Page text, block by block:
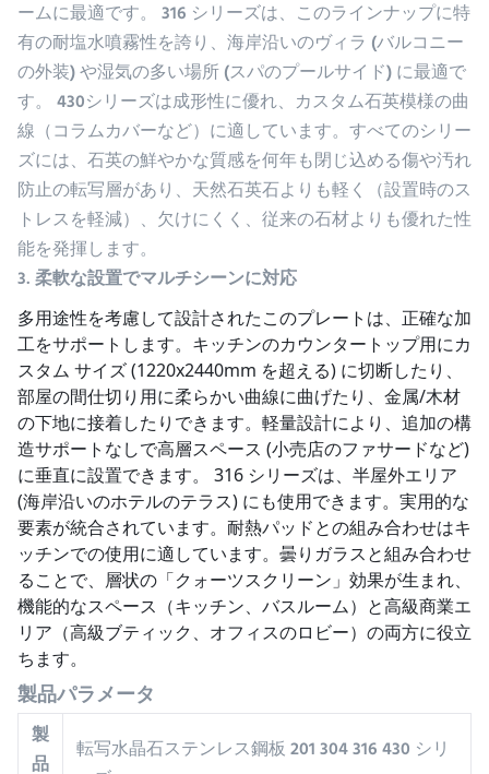
ームに最適です。 316 シリーズは、このラインナップに特
有の耐塩水噴霧性を誇り、海岸沿いのヴィラ (バルコニー
の外装) や湿気の多い場所 (スパのプールサイド) に最適で
す。 430シリーズは成形性に優れ、カスタム石英模様の曲
線（コラムカバーなど）に適しています。すべてのシリー
ズには、石英の鮮やかな質感を何年も閉じ込める傷や汚れ
防止の転写層があり、天然石英石よりも軽く（設置時のス
トレスを軽減）、欠けにくく、従来の石材よりも優れた性
能を発揮します。
3. 柔軟な設置でマルチシーンに対応
多用途性を考慮して設計されたこのプレートは、正確な加
工をサポートします。キッチンのカウンタートップ用にカ
スタム サイズ (1220x2440mm を超える) に切断したり、
部屋の間仕切り用に柔らかい曲線に曲げたり、金属/木材
の下地に接着したりできます。軽量設計により、追加の構
造サポートなしで高層スペース (小売店のファサードなど)
に垂直に設置できます。 316 シリーズは、半屋外エリア
(海岸沿いのホテルのテラス) にも使用できます。実用的な
要素が統合されています。耐熱パッドとの組み合わせはキ
ッチンでの使用に適しています。曇りガラスと組み合わせ
ることで、層状の「クォーツスクリーン」効果が生まれ、
機能的なスペース（キッチン、バスルーム）と高級商業エ
リア（高級ブティック、オフィスのロビー）の両方に役立
ちます。
製品パラメータ
製
品
転写水晶石ステンレス鋼板 201 304 316 430 シリ